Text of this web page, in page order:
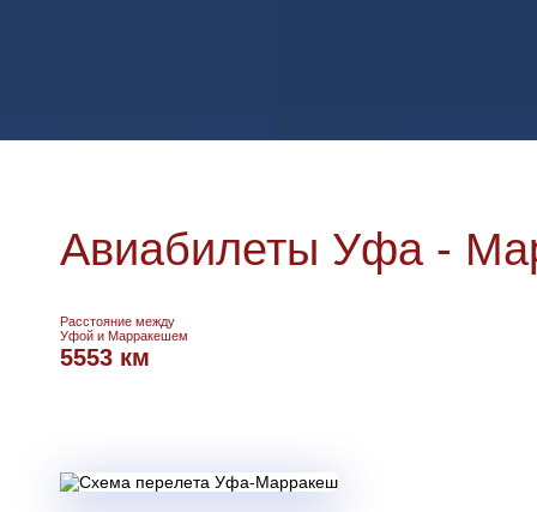
Авиабилеты Уфа -
Расстояние между
Уфой и Марракешем
5553 км